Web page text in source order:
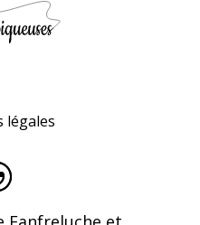
légales